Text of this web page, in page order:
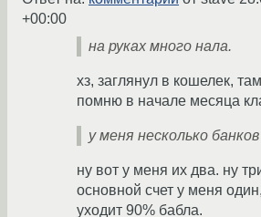
+00:00
на руках много нала.
хз, заглянул в кошелек,
помню в начале месяца
у меня несколько банков
ну вот у меня их два. ну
основной счет у меня
уходит 90% бабла.